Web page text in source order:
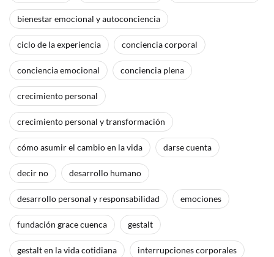
bienestar emocional y autoconciencia
ciclo de la experiencia conciencia corporal
conciencia emocional conciencia plena
crecimiento personal
crecimiento personal y transformación
cómo asumir el cambio en la vida darse cuenta
decir no desarrollo humano
desarrollo personal y responsabilidad emociones
fundación grace cuenca gestalt
gestalt en la vida cotidiana interrupciones corporales